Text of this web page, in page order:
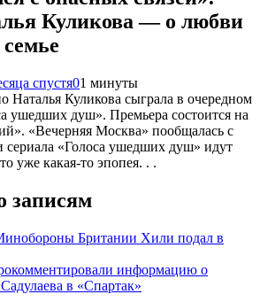
Куликова — о любви
спустя01 минуты
Наталья Куликова сыграла в очередном
ушедших душ». Премьера состоится на
«Вечерняя Москва» пообщалась с
«Голоса ушедших душ» идут
уже какая-то эпопея. . .
записям
Британии Хили подал в
информацию о
в «Спартак»